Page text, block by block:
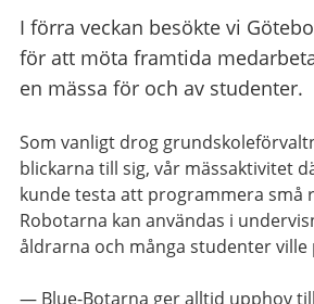
I förra veckan besökte vi
för att möta framtida
en mässa för och av studenter.
Som vanligt drog
blickarna till sig, vår mässaktivitet
kunde testa att programmera små
Robotarna kan användas i
åldrarna och många studenter ville
— Blue-Botarna ger alltid upphov